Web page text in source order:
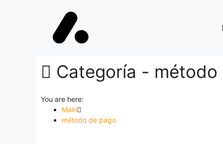
Categoría - método
You are here:
Main
método de pago